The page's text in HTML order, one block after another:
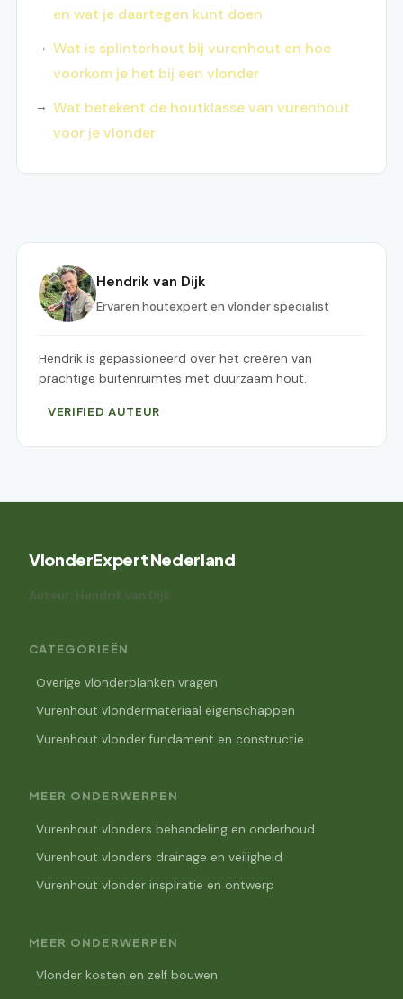
en wat je daartegen kunt doen
Wat is splinterhout bij vurenhout en hoe
voorkom je het bij een vlonder
Wat betekent de houtklasse van vurenhout
voor je vlonder
Hendrik van Dijk
Ervaren houtexpert en vlonder specialist
Hendrik is gepassioneerd over het creëren van
prachtige buitenruimtes met duurzaam hout.
VERIFIED AUTEUR
VlonderExpert Nederland
Auteur: Hendrik van Dijk
CATEGORIEËN
Overige vlonderplanken vragen
Vurenhout vlondermateriaal eigenschappen
Vurenhout vlonder fundament en constructie
MEER ONDERWERPEN
Vurenhout vlonders behandeling en onderhoud
Vurenhout vlonders drainage en veiligheid
Vurenhout vlonder inspiratie en ontwerp
MEER ONDERWERPEN
Vlonder kosten en zelf bouwen